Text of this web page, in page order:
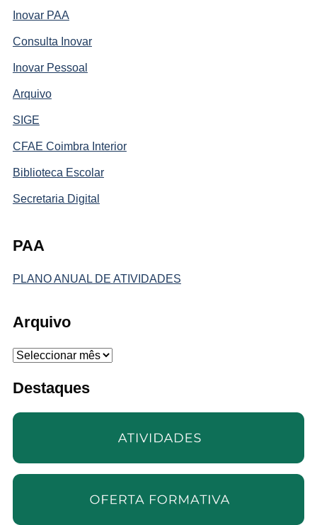
Inovar PAA
Consulta Inovar
Inovar Pessoal
Arquivo
SIGE
CFAE Coimbra Interior
Biblioteca Escolar
Secretaria Digital
PAA
PLANO ANUAL DE ATIVIDADES
Arquivo
Arquivo
Destaques